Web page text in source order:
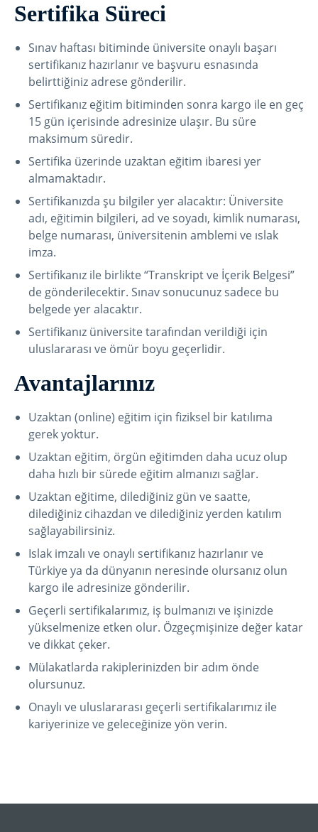
Sertifika Süreci
Sınav haftası bitiminde üniversite onaylı başarı
sertifikanız hazırlanır ve başvuru esnasında
belirttiğiniz adrese gönderilir.
Sertifikanız eğitim bitiminden sonra kargo ile en geç
15 gün içerisinde adresinize ulaşır. Bu süre
maksimum süredir.
Sertifika üzerinde uzaktan eğitim ibaresi yer
almamaktadır.
Sertifikanızda şu bilgiler yer alacaktır: Üniversite
adı, eğitimin bilgileri, ad ve soyadı, kimlik numarası,
belge numarası, üniversitenin amblemi ve ıslak
imza.
Sertifikanız ile birlikte “Transkript ve İçerik Belgesi”
de gönderilecektir. Sınav sonucunuz sadece bu
belgede yer alacaktır.
Sertifikanız üniversite tarafından verildiği için
uluslararası ve ömür boyu geçerlidir.
Avantajlarınız
Uzaktan (online) eğitim için fiziksel bir katılıma
gerek yoktur.
Uzaktan eğitim, örgün eğitimden daha ucuz olup
daha hızlı bir sürede eğitim almanızı sağlar.
Uzaktan eğitime, dilediğiniz gün ve saatte,
dilediğiniz cihazdan ve dilediğiniz yerden katılım
sağlayabilirsiniz.
Islak imzalı ve onaylı sertifikanız hazırlanır ve
Türkiye ya da dünyanın neresinde olursanız olun
kargo ile adresinize gönderilir.
Geçerli sertifikalarımız, iş bulmanızı ve işinizde
yükselmenize etken olur. Özgeçmişinize değer katar
ve dikkat çeker.
Mülakatlarda rakiplerinizden bir adım önde
olursunuz.
Onaylı ve uluslararası geçerli sertifikalarımız ile
kariyerinize ve geleceğinize yön verin.